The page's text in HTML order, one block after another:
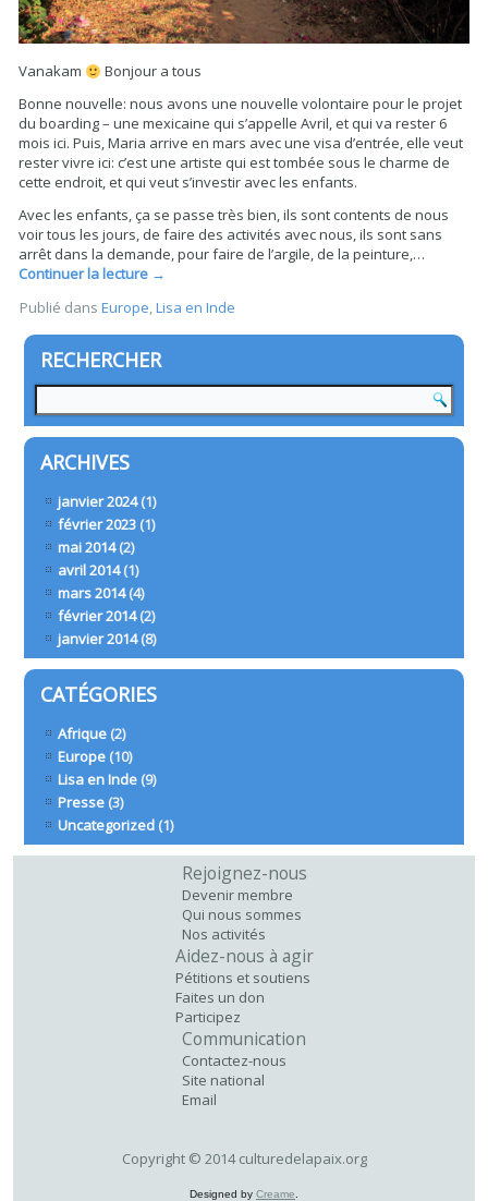
Vanakam
Bonjour a tous
Bonne nouvelle: nous avons une nouvelle volontaire pour le projet
du boarding – une mexicaine qui s’appelle Avril, et qui va rester 6
mois ici. Puis, Maria arrive en mars avec une visa d’entrée, elle veut
rester vivre ici: c’est une artiste qui est tombée sous le charme de
cette endroit, et qui veut s’investir avec les enfants.
Avec les enfants, ça se passe très bien, ils sont contents de nous
voir tous les jours, de faire des activités avec nous, ils sont sans
arrêt dans la demande, pour faire de l’argile, de la peinture,…
Continuer la lecture →
Publié dans Europe,Lisa en Inde
RECHERCHER
ARCHIVES
janvier 2024(1)
février 2023 (1)
mai 2014(2)
avril 2014(1)
mars 2014(4)
février 2014(2)
janvier 2014(8)
CATÉGORIES
Afrique (2)
Europe (10)
Lisa en Inde (9)
Presse (3)
Uncategorized (1)
Rejoignez-nous
Devenir membre
Qui nous sommes
Nos activités
Aidez-nous à agir
Pétitions et soutiens
Faites un don
Participez
Communication
Contactez-nous
Site national
Email
Copyright © 2014 culturedelapaix.org
Designed by Creame.